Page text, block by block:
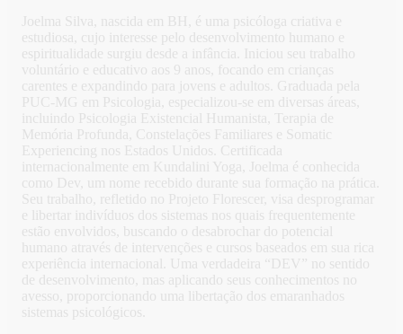
Joelma Silva, nascida em BH, é uma psicóloga criativa e
estudiosa, cujo interesse pelo desenvolvimento humano e
espiritualidade surgiu desde a infância. Iniciou seu trabalho
voluntário e educativo aos 9 anos, focando em crianças
carentes e expandindo para jovens e adultos. Graduada pela
PUC-MG em Psicologia, especializou-se em diversas áreas,
incluindo Psicologia Existencial Humanista, Terapia de
Memória Profunda, Constelações Familiares e Somatic
Experiencing nos Estados Unidos. Certificada
internacionalmente em Kundalini Yoga, Joelma é conhecida
como Dev, um nome recebido durante sua formação na prática.
Seu trabalho, refletido no Projeto Florescer, visa desprogramar
e libertar indivíduos dos sistemas nos quais frequentemente
estão envolvidos, buscando o desabrochar do potencial
humano através de intervenções e cursos baseados em sua rica
experiência internacional. Uma verdadeira “DEV” no sentido
de desenvolvimento, mas aplicando seus conhecimentos no
avesso, proporcionando uma libertação dos emaranhados
sistemas psicológicos.